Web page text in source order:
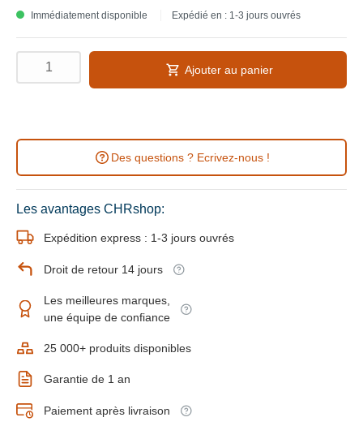
Immédiatement disponible Expédié en : 1-3 jours ouvrés
Ajouter au panier
Des questions ? Ecrivez-nous !
Les avantages CHRshop:
Expédition express : 1-3 jours ouvrés
Droit de retour 14 jours
Les meilleures marques,
une équipe de confiance
25 000+ produits disponibles
Garantie de 1 an
Paiement après livraison